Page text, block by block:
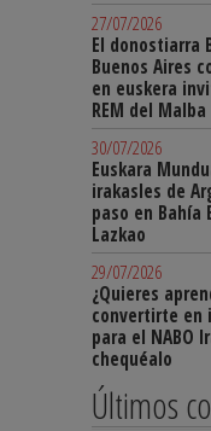
27/07/2026
El donostiarra
Buenos Aires
en euskera
REM del Malba
30/07/2026
Euskara
irakasles de
paso en Bahía
Lazkao
29/07/2026
¿Quieres
convertirte en
para el NABO
chequéalo
Últimos